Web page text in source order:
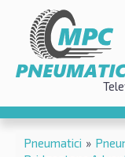
Pneumatici »